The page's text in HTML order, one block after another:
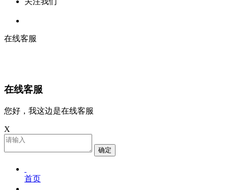
在线客服
在线客服
您好，我这边是在线客服
X
确定
首页